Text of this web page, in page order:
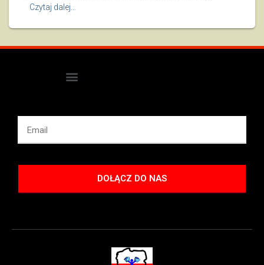
Czytaj dalej…
DOŁĄCZ DO NAS